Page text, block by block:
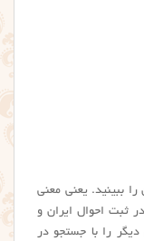
ببینید. یعنی معنی
ثبت احوال ایران و
را با جستجو در